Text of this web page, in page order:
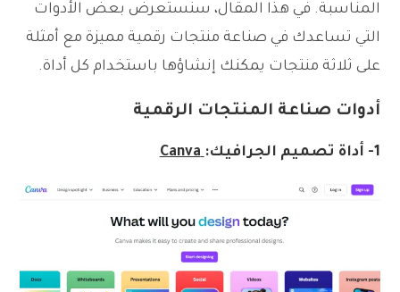
المناسبة. في هذا المقال، سنستعرض بعض الأدوات
التي تساعدك في صناعة منتجات رقمية مميزة مع أمثلة
على ثلاثة منتجات يمكنك إنشاؤها باستخدام كل أداة.
أدوات صناعة المنتجات الرقمية
1- أداة تصميم الجرافيك: